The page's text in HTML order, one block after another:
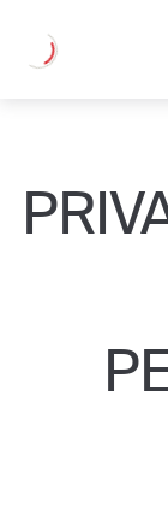
Loading